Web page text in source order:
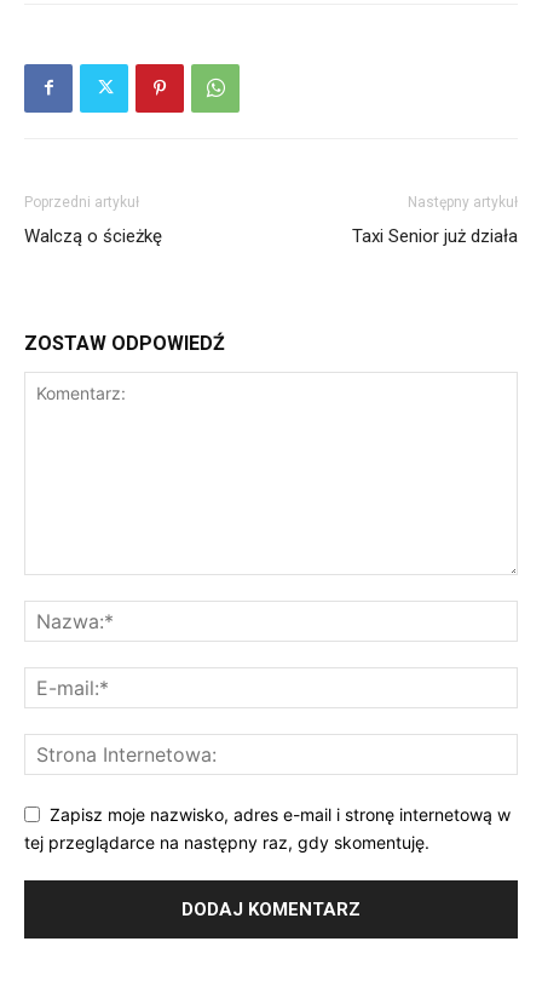
Poprzedni artykuł
Walczą o ścieżkę
Następny artykuł
Taxi Senior już działa
ZOSTAW ODPOWIEDŹ
Zapisz moje nazwisko, adres e-mail i stronę internetową w
tej przeglądarce na następny raz, gdy skomentuję.